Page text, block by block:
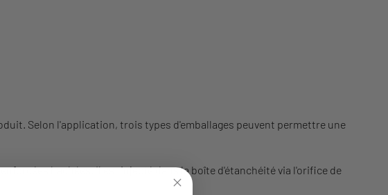
Selon l'application, trois types d'emballages peuvent permettre une
hachées. Il est injecté dans la boîte d'étanchéité via l'orifice de